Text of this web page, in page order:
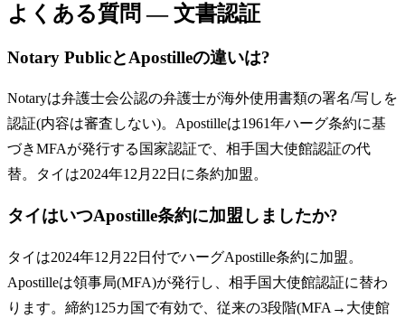
よくある質問 — 文書認証
Notary PublicとApostilleの違いは?
Notaryは弁護士会公認の弁護士が海外使用書類の署名/写しを
認証(内容は審査しない)。Apostilleは1961年ハーグ条約に基
づきMFAが発行する国家認証で、相手国大使館認証の代
替。タイは2024年12月22日に条約加盟。
タイはいつApostille条約に加盟しましたか?
タイは2024年12月22日付でハーグApostille条約に加盟。
Apostilleは領事局(MFA)が発行し、相手国大使館認証に替わ
ります。締約125カ国で有効で、従来の3段階(MFA→大使館